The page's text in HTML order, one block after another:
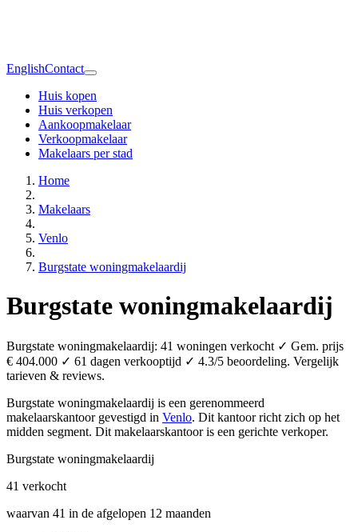
EnglishContact
Huis kopen
Huis verkopen
Aankoopmakelaar
Verkoopmakelaar
Makelaars per stad
Home
Makelaars
Venlo
Burgstate woningmakelaardij
Burgstate woningmakelaardij
Burgstate woningmakelaardij: 41 woningen verkocht ✓ Gem. prijs
€ 404.000 ✓ 61 dagen verkooptijd ✓ 4.3/5 beoordeling. Vergelijk
tarieven & reviews.
Burgstate woningmakelaardij is een gerenommeerd
makelaarskantoor gevestigd in Venlo. Dit kantoor richt zich op het
midden segment. Dit makelaarskantoor is een gerichte verkoper.
Burgstate woningmakelaardij
41 verkocht
waarvan 41 in de afgelopen 12 maanden